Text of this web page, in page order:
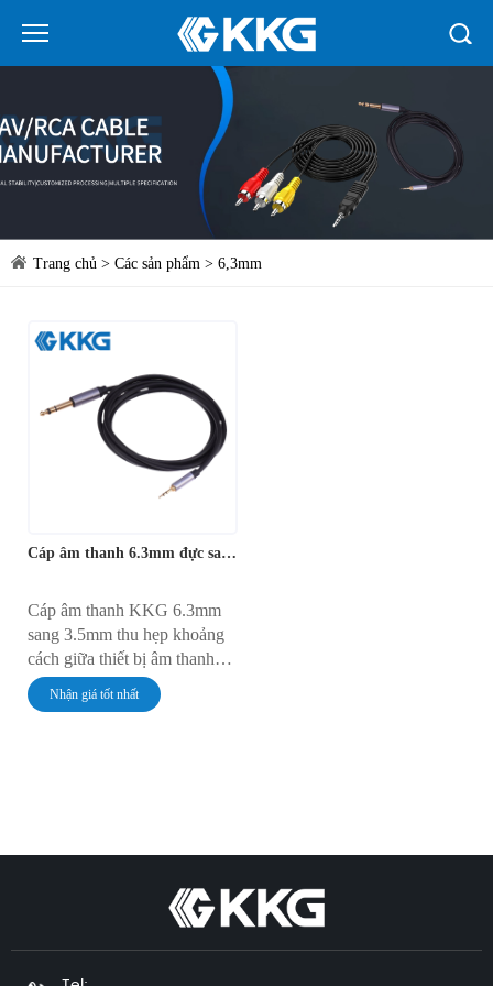
Trang chủ > Các sản phẩm > 6,3mm
Cáp âm thanh 6.3mm đực sang 3.5mm đực
Cáp âm thanh KKG 6.3mm
sang 3.5mm thu hẹp khoảng
cách giữa thiết bị âm thanh
chuyên nghiệp và thiết bị tiêu
dùng, cho phép truyền âm
lượng âm thanh không bị méo
Nhận giá tốt nhất